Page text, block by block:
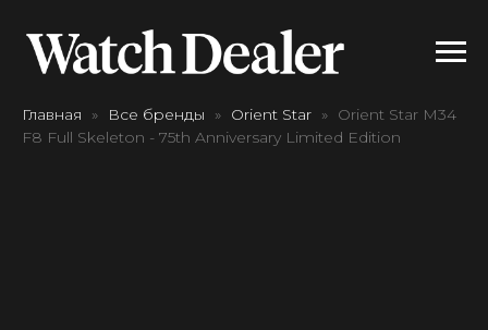
Главная Все бренды Orient Star
Orient Star M34
F8 Full Skeleton - 75th Anniversary Limited Edition